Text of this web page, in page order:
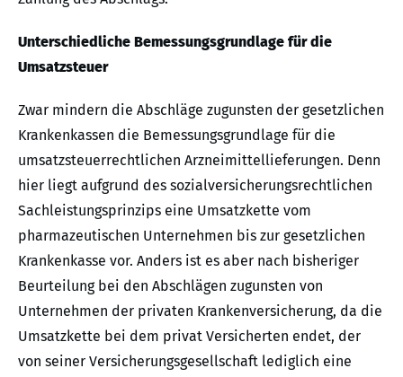
Unterschiedliche Bemessungsgrundlage für die
Umsatzsteuer
Zwar mindern die Abschläge zugunsten der gesetzlichen
Krankenkassen die Bemessungsgrundlage für die
umsatzsteuerrechtlichen Arzneimittellieferungen. Denn
hier liegt aufgrund des sozialversicherungsrechtlichen
Sachleistungsprinzips eine Umsatzkette vom
pharmazeutischen Unternehmen bis zur gesetzlichen
Krankenkasse vor. Anders ist es aber nach bisheriger
Beurteilung bei den Abschlägen zugunsten von
Unternehmen der privaten Krankenversicherung, da die
Umsatzkette bei dem privat Versicherten endet, der
von seiner Versicherungsgesellschaft lediglich eine